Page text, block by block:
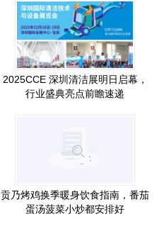
2025CCE 深圳清洁展明日启幕，
行业盛典亮点前瞻速递
贡乃烤鸡换季暖身饮食指南，番茄
蛋汤菠菜小炒都安排好